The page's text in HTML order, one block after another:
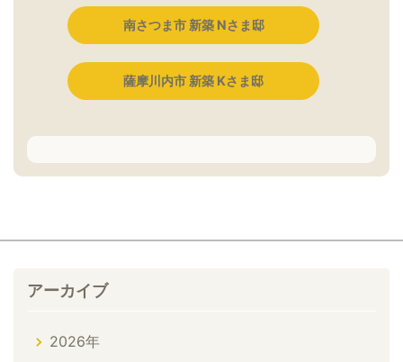
南さつま市 新築 Nさま邸
薩摩川内市 新築 Kさま邸
アーカイブ
2026年